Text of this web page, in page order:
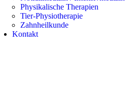
Physikalische Therapien
Tier-Physiotherapie
Zahnheilkunde
Kontakt